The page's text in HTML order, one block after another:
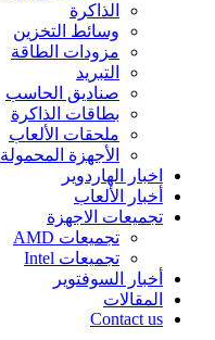
الذاكرة
وسائط التخزين
مزودات الطاقة
التبريد
صناديق الحاسب
بطاقات الذاكرة
ملحقات الألعاب
الأجهزة المحمولة
اخبار الهاردوير
أخبار الألعاب
تجميعات الاجهزة
تجميعات AMD
تجميعات Intel
أخبار السوفتوير
المقالات
Contact us